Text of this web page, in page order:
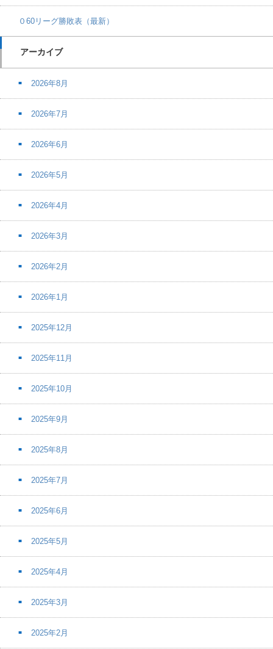
０60リーグ勝敗表（最新）
アーカイブ
2026年8月
2026年7月
2026年6月
2026年5月
2026年4月
2026年3月
2026年2月
2026年1月
2025年12月
2025年11月
2025年10月
2025年9月
2025年8月
2025年7月
2025年6月
2025年5月
2025年4月
2025年3月
2025年2月